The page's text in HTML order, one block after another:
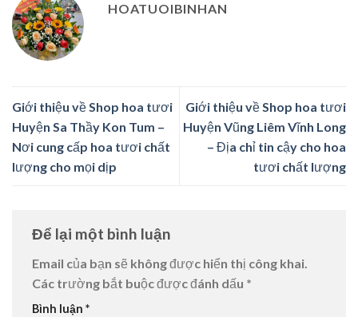
HOATUOIBINHAN
Giới thiệu về Shop hoa tươi
Huyện Sa Thầy Kon Tum –
Nơi cung cấp hoa tươi chất
lượng cho mọi dịp
Giới thiệu về Shop hoa tươi
Huyện Vũng Liêm Vĩnh Long
– Địa chỉ tin cậy cho hoa
tươi chất lượng
Để lại một bình luận
Email của bạn sẽ không được hiển thị công khai.
Các trường bắt buộc được đánh dấu *
Bình luận *